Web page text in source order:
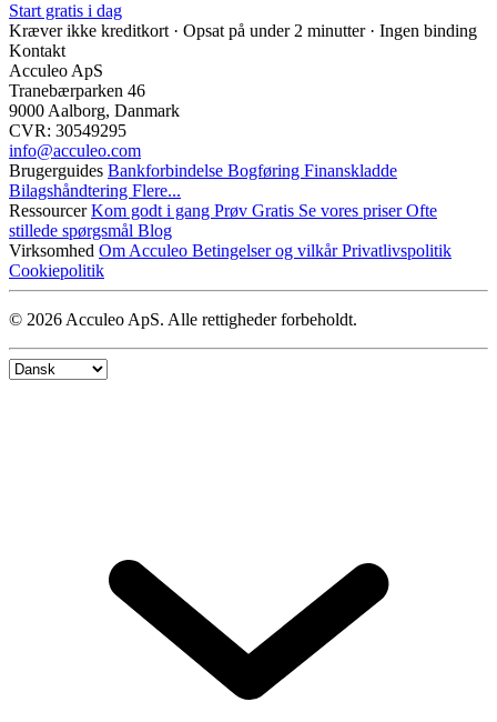
Start gratis i dag
Kræver ikke kreditkort · Opsat på under 2 minutter · Ingen binding
Kontakt
Acculeo ApS
Tranebærparken 46
9000 Aalborg, Danmark
CVR: 30549295
info@​acculeo.com
Brugerguides Bankforbindelse Bogføring Finanskladde
Bilagshåndtering Flere...
RessourcerKom godt i gang Prøv Gratis Se vores priserOfte
stillede spørgsmål Blog
Virksomhed Om Acculeo Betingelser og vilkårPrivatlivspolitik
Cookiepolitik
© 2026 Acculeo ApS. Alle rettigheder forbeholdt.